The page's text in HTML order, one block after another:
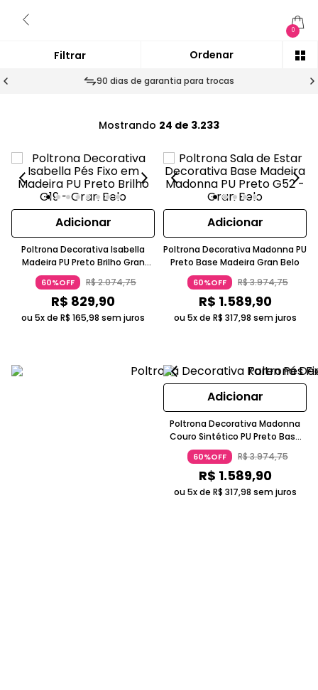
0
90 dias de garantia para trocas
Mostrando 24 de 3.233
Adicionar
Poltrona Decorativa Isabella
Madeira PU Preto Brilho Gran
Belo
60%OFF R$2.074,75
R$ 829,90
ou 5x de R$ 165,98 sem juros
Adicionar
Poltrona Decorativa Madonna PU
Preto Base Madeira Gran Belo
60%OFF R$3.974,75
R$ 1.589,90
ou 5x de R$ 317,98 sem juros
Adicionar
Poltrona Decorativa Madonna
Couro Sintético PU Preto Base
Madeira Gran Belo
60%OFF R$3.974,75
R$ 1.589,90
ou 5x de R$ 317,98 sem juros